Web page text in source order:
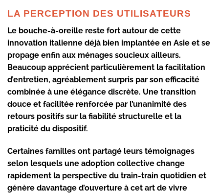
LA PERCEPTION DES UTILISATEURS
Le bouche-à-oreille reste fort autour de cette
innovation italienne déjà bien implantée en Asie et se
propage enfin aux ménages soucieux ailleurs.
Beaucoup apprécient particulièrement la facilitation
d’entretien, agréablement surpris par son efficacité
combinée à une élégance discrète. Une transition
douce et facilitée renforcée par l’unanimité des
retours positifs sur la fiabilité structurelle et la
praticité du dispositif.
Certaines familles ont partagé leurs témoignages
selon lesquels une adoption collective change
rapidement la perspective du train-train quotidien et
génère davantage d’ouverture à cet art de vivre